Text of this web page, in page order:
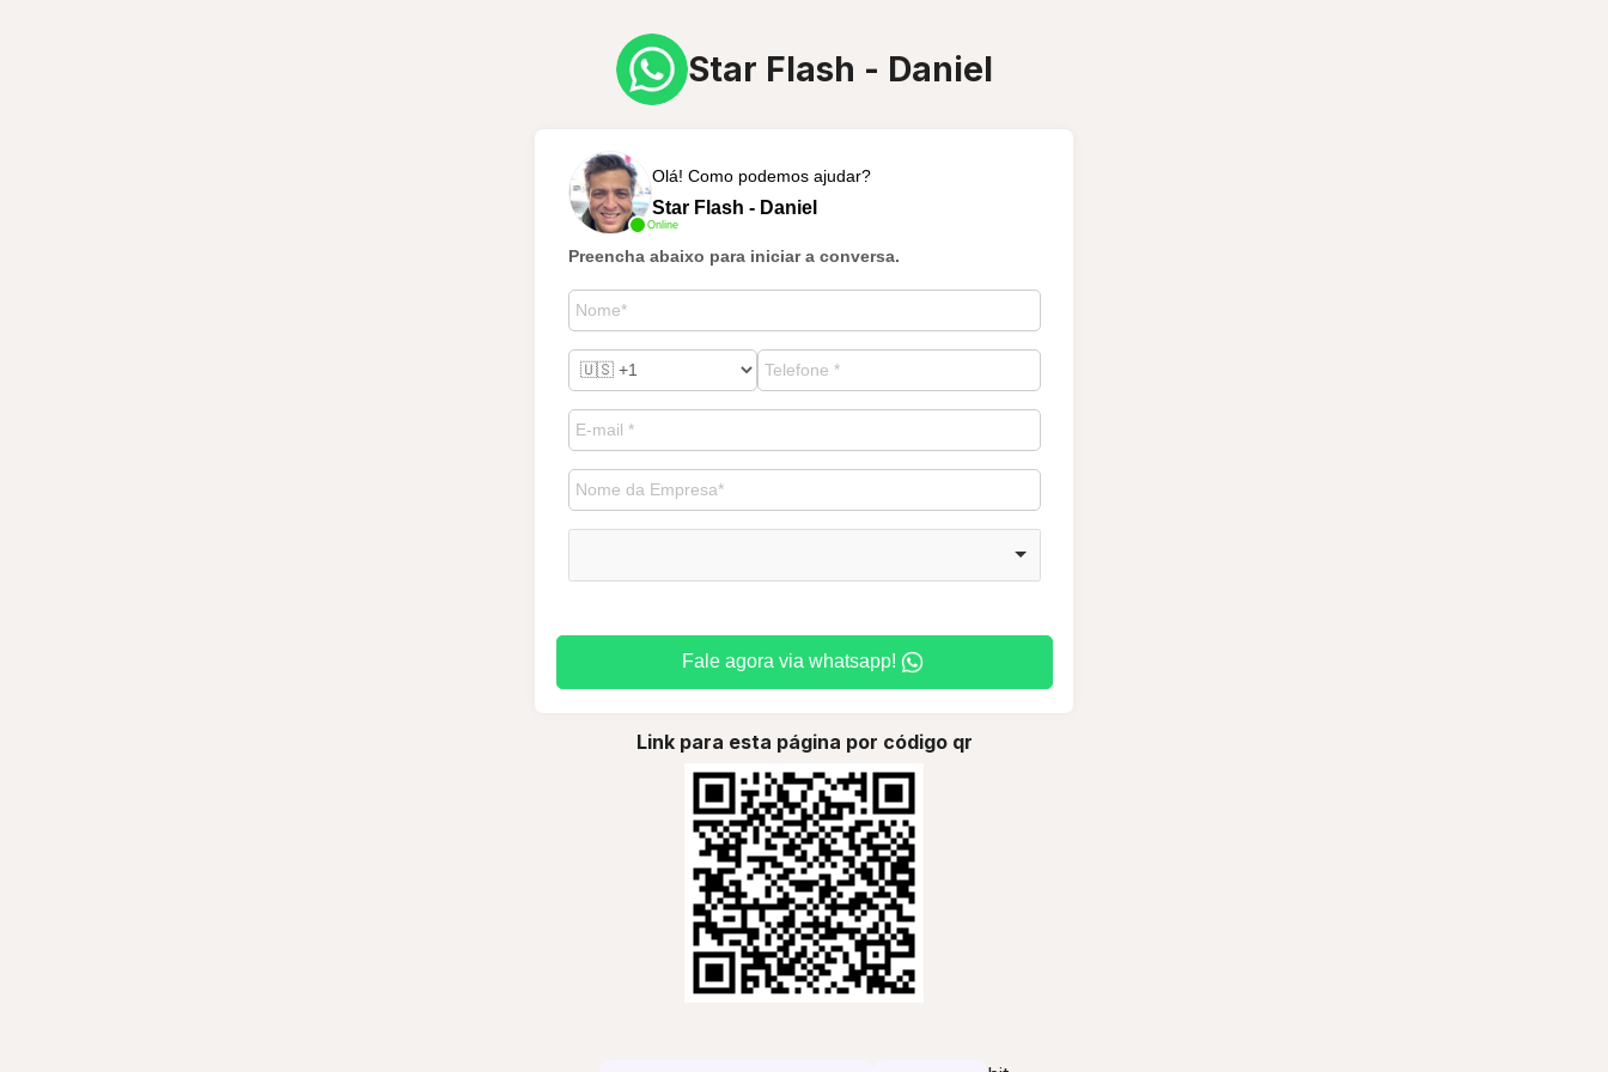
Star Flash - Daniel
Online
Olá! Como podemos ajudar?
Star Flash - Daniel
Preencha abaixo para iniciar a conversa.
Fale agora via whatsapp!
Link para esta página por código qr